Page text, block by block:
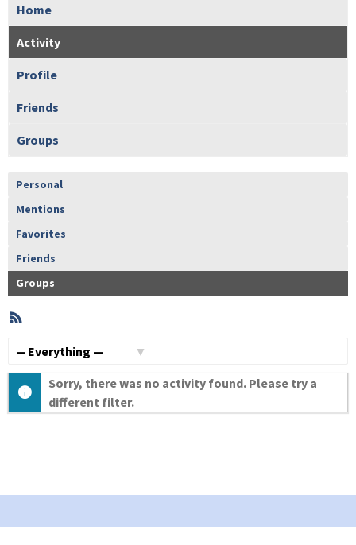
Home
Activity
Profile
Friends
Groups
Personal
Mentions
Favorites
Friends
Groups
Member
Activities
Sorry, there was no activity found. Please try a
different filter.